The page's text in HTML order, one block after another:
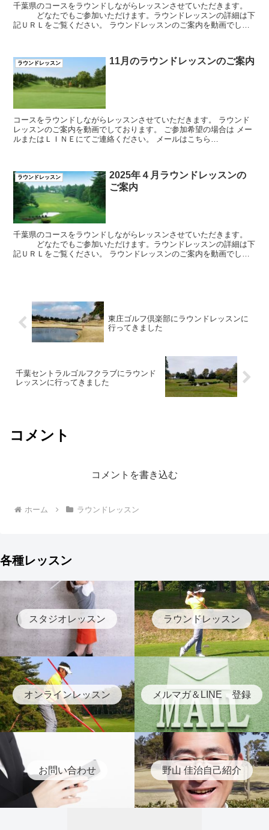
千葉県のコースをラウンドしながらレッスンさせていただきます。
どなたでもご参加いただけます。ラウンドレッスンの詳細は下
記ＵＲＬをご覧ください。 ラウンドレッスンのご案内を動画でして
ラウンドレッスン 11月のラウンドレッスンのご案内
コースをラウンドしながらレッスンさせていただきます。 ラウンド
レッスンのご案内を動画でしております。 ご参加希望の場合は メー
ルまたはＬＩＮＥにてご連絡ください。 メールはこちら
ラウンドレッスン
2025年４月ラウンドレッスンの
ご案内
千葉県のコースをラウンドしながらレッスンさせていただきます。
どなたでもご参加いただけます。ラウンドレッスンの詳細は下
記ＵＲＬをご覧ください。 ラウンドレッスンのご案内を動画でして
東庄ゴルフ倶楽部にラウンドレッスンに
行ってきました
千葉セントラルゴルフクラブにラウンド
レッスンに行ってきました
コメント
コメントを書き込む
ホーム ラウンドレッスン
各種レッスン
スタジオレッスン ラウンドレッスン
オンラインレッスン メルマガ＆LINE 登録
お問い合わせ 野山 佳治自己紹介